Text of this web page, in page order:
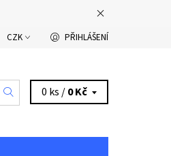
CZK PŘIHLÁŠENÍ
0 ks /0 Kč